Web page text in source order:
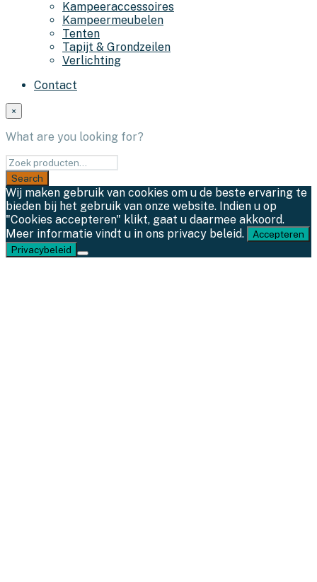
Kampeeraccessoires
Kampeermeubelen
Tenten
Tapijt & Grondzeilen
Verlichting
Contact
×
What are you looking for?
Wij maken gebruik van cookies om u de beste ervaring te
bieden bij het gebruik van onze website. Indien u op
"Cookies accepteren" klikt, gaat u daarmee akkoord.
Meer informatie vindt u in ons privacy beleid.
Accepteren
Privacybeleid